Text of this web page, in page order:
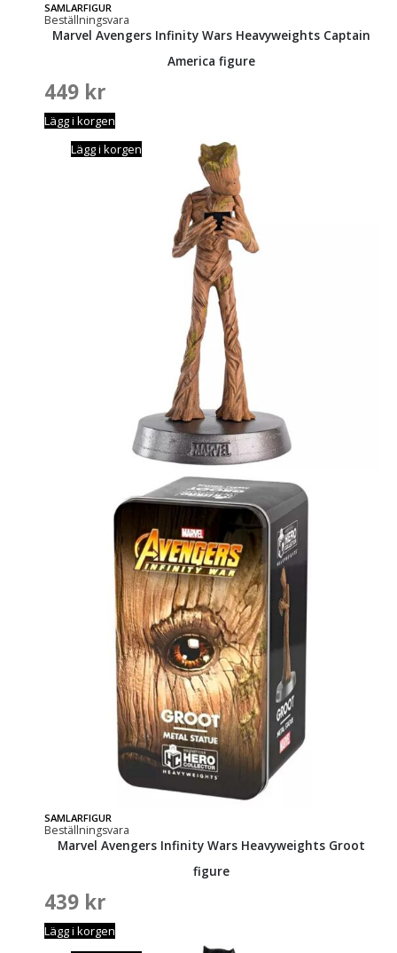
SAMLARFIGUR
Beställningsvara
Marvel Avengers Infinity Wars Heavyweights Captain
America figure
449 kr
Lägg i korgen
SAMLARFIGUR
Beställningsvara
Lägg i korgen
Marvel Avengers Infinity Wars Heavyweights Groot
figure
439 kr
Lägg i korgen